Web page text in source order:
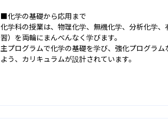
■化学の基礎から応用まで
化学科の授業は、物理化学、無機化学、分析化学
習）を両輪にまんべんなく学びます。
主プログラムで化学の基礎を学び、強化プログラ
よう、カリキュラムが設計されています。